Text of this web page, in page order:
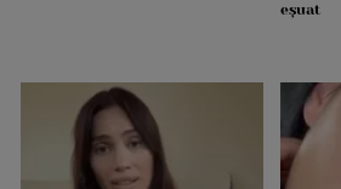
eșuat